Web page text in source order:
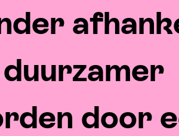
door